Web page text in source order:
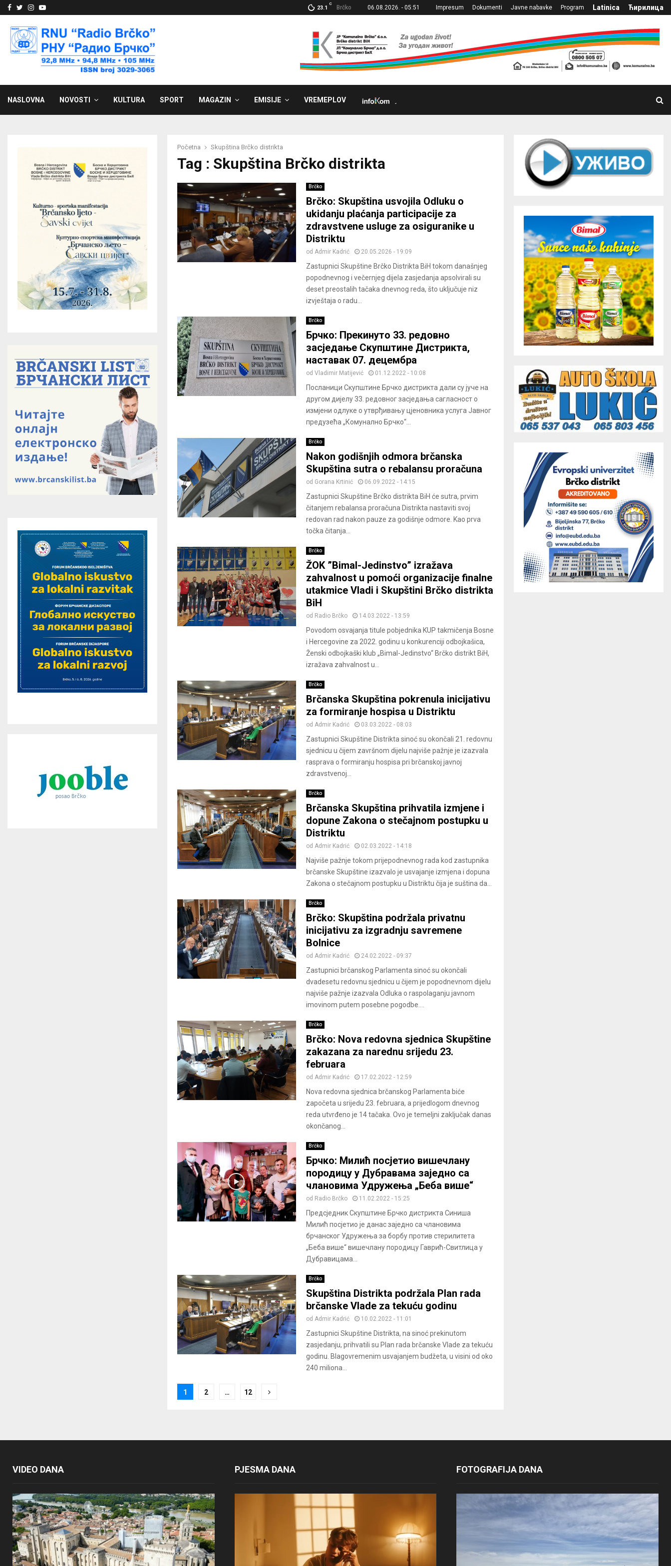
Facebook
Twitter
Instagram
Youtube 23.1
C
Brčko 06.08.2026. - 05:51 Impresum Dokumenti Javne nabavke Program Latinica Ћирилица
NASLOVNA NOVOSTI KULTURA SPORT MAGAZIN EMISIJE VREMEPLOV
Početna Skupština Brčko distrikta
Tag : Skupština Brčko distrikta
Brčko
Brčko: Skupština usvojila Odluku o
ukidanju plaćanja participacije za
zdravstvene usluge za osiguranike u
Distriktu
od Admir Kadrić 20.05.2026 - 19:09
Zastupnici Skupštine Brčko Distrikta BiH tokom današnjeg
popodnevnog i večernjeg dijela zasjedanja apsolvirali su
deset preostalih tačaka dnevnog reda, što uključuje niz
izvještaja o radu...
Brčko
Брчко: Прекинуто 33. редовно
засједање Скупштине Дистрикта,
наставак 07. децембра
od Vladimir Matijević 01.12.2022 - 10:08
Посланици Скупштине Брчко дистрикта дали су јуче на
другом дијелу 33. редовног засједања сагласност о
измјени одлуке о утврђивању цјеновника услуга Јавног
предузећа „Комунално Брчко“...
Brčko
Nakon godišnjih odmora brčanska
Skupština sutra o rebalansu proračuna
od Gorana Krtinić 06.09.2022 - 14:15
Zastupnici Skupštine Brčko distrikta BiH će sutra, prvim
čitanjem rebalansa proračuna Distrikta nastaviti svoj
redovan rad nakon pauze za godišnje odmore. Kao prva
točka čitanja...
Brčko
ŽOK ”Bimal-Jedinstvo” izražava
zahvalnost u pomoći organizacije finalne
utakmice Vladi i Skupštini Brčko distrikta
BiH
od Radio Brčko 14.03.2022 - 13:59
Povodom osvajanja titule pobjednika KUP takmičenja Bosne
i Hercegovine za 2022. godinu u konkurenciji odbojkašica,
Ženski odbojkaški klub „Bimal-Jedinstvo“ Brčko distrikt BiH,
izražava zahvalnost u...
Brčko
Brčanska Skupština pokrenula inicijativu
za formiranje hospisa u Distriktu
od Admir Kadrić 03.03.2022 - 08:03
Zastupnici Skupštine Distrikta sinoć su okončali 21. redovnu
sjednicu u čijem završnom dijelu najviše pažnje je izazvala
rasprava o formiranju hospisa pri brčanskoj javnoj
zdravstvenoj...
Brčko
Brčanska Skupština prihvatila izmjene i
dopune Zakona o stečajnom postupku u
Distriktu
od Admir Kadrić 02.03.2022 - 14:18
Najviše pažnje tokom prijepodnevnog rada kod zastupnika
brčanske Skupštine izazvalo je usvajanje izmjena i dopuna
Zakona o stečajnom postupku u Distriktu čija je suština da...
Brčko
Brčko: Skupština podržala privatnu
inicijativu za izgradnju savremene
Bolnice
od Admir Kadrić 24.02.2022 - 09:37
Zastupnici brčanskog Parlamenta sinoć su okončali
dvadesetu redovnu sjednicu u čijem je popodnevnom dijelu
najviše pažnje izazvala Odluka o raspolaganju javnom
imovinom putem posebne pogodbe....
Brčko
Brčko: Nova redovna sjednica Skupštine
zakazana za narednu srijedu 23.
februara
od Admir Kadrić 17.02.2022 - 12:59
Nova redovna sjednica brčanskog Parlamenta biće
započeta u srijedu 23. februara, a prijedlogom dnevnog
reda utvrđeno je 14 tačaka. Ovo je temeljni zaključak danas
okončanog...
Brčko
Брчко: Милић посјетио вишечлану
породицу у Дубравама заједно са
члановима Удружења „Беба више“
od Radio Brčko 11.02.2022 - 15:25
Предсједник Скупштине Брчко дистрикта Синиша
Милић посјетио је данас заједно са члановима
брчанског Удружења за борбу против стерилитета
„Беба више“ вишечлану породицу Гаврић-Свитлица у
Дубравицама...
Brčko
Skupština Distrikta podržala Plan rada
brčanske Vlade za tekuću godinu
od Admir Kadrić 10.02.2022 - 11:01
Zastupnici Skupštine Distrikta, na sinoć prekinutom
zasjedanju, prihvatili su Plan rada brčanske Vlade za tekuću
godinu. Blagovremenim usvajanjem budžeta, u visini od oko
240 miliona...
Posts
1 2 … 12
VIDEO DANA PJESMA DANA FOTOGRAFIJA DANA